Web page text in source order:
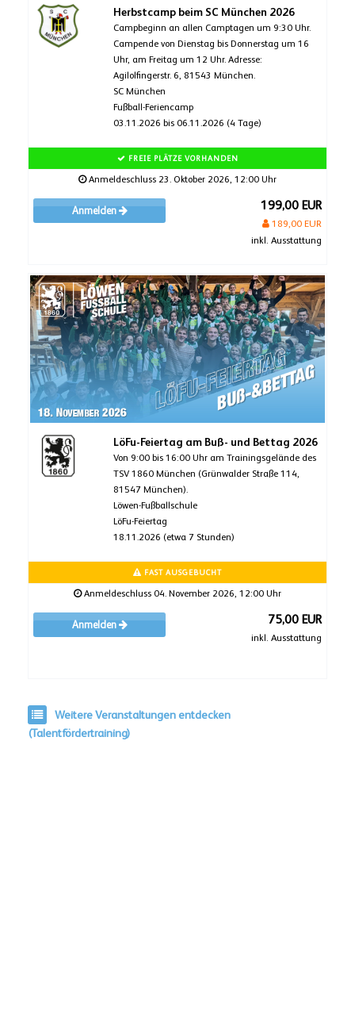
Herbstcamp beim SC München 2026
Campbeginn an allen Camptagen um 9:30 Uhr.
Campende von Dienstag bis Donnerstag um 16
Uhr, am Freitag um 12 Uhr. Adresse:
Agilolfingerstr. 6, 81543 München.
SC München
Fußball-Feriencamp
03.11.2026 bis 06.11.2026 (4 Tage)
FREIE PLÄTZE VORHANDEN
Anmeldeschluss 23. Oktober 2026, 12:00 Uhr
Anmelden 199,00 EUR
189,00 EUR
inkl. Ausstattung
LöFu-Feiertag am Buß- und Bettag 2026
Von 9:00 bis 16:00 Uhr am Trainingsgelände des
TSV 1860 München (Grünwalder Straße 114,
81547 München).
Löwen-Fußballschule
LöFu-Feiertag
18.11.2026 (etwa 7 Stunden)
FAST AUSGEBUCHT
Anmeldeschluss 04. November 2026, 12:00 Uhr
Anmelden 75,00 EUR
inkl. Ausstattung
Weitere Veranstaltungen entdecken
(Talentfördertraining)